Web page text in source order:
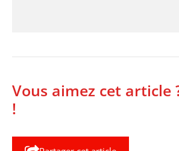
Vous aimez cet article
!